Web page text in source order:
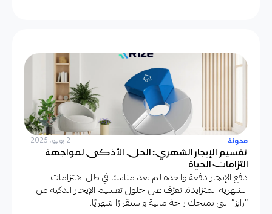
مدونة 2 يوليو، 2025
تقسيم الإيجار الشهري: الحل الأذكى لمواجهة
التزامات الحياة
دفع الإيجار دفعة واحدة لم يعد مناسبًا في ظل الالتزامات
الشهرية المتزايدة. تعرّف على حلول تقسيم الإيجار الذكية من
“رايز” التي تمنحك راحة مالية واستقرارًا شهريًا.